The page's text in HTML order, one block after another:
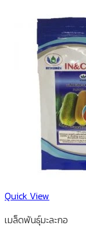
Quick View
เมล็ดพันธุ์มะละกอ